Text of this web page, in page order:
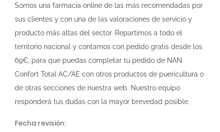
Somos una farmacia online de las más recomendadas por
sus clientes y con una de las valoraciones de servicio y
producto más altas del sector. Repartimos a todo el
territorio nacional y contamos con pedido gratis desde los
69€, para que puedas completar tu pedido de NAN
Confort Total AC/AE con otros productos de puericultura o
de otras secciones de nuestra web. Nuestro equipo
responderá tus dudas con la mayor brevedad posible.
Fecha revisión: